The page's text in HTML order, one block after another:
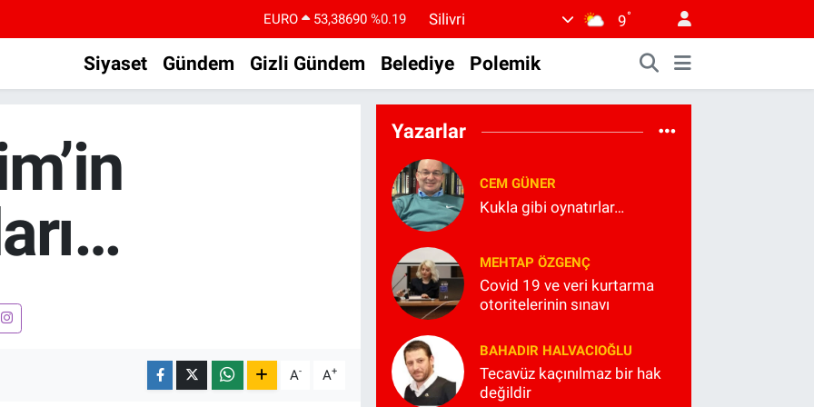
EURO 53,38690 %0.19
STERLİN
61,60380
%0.18
%0.02
Silivri 9°
Siyaset Gündem Gizli Gündem Belediye Polemik
A- A+
Yazarlar
CEM GÜNER
Kukla gibi oynatırlar…
MEHTAP ÖZGENÇ
Covid 19 ve veri kurtarma
otoritelerinin sınavı
BAHADIR HALVACIOĞLU
Tecavüz kaçınılmaz bir hak
değildir